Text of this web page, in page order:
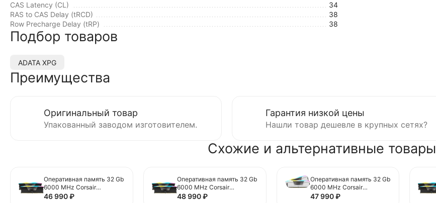
CAS Latency (CL)
34
RAS to CAS Delay (tRCD)
38
Row Precharge Delay (tRP)
38
Подбор товаров
ADATA XPG
Преимущества
Оригинальный товар
Упакованный заводом изготовителем.
Гарантия низкой цены
Нашли товар дешевле в крупных сетях?
Схожие и альтернативные товары
Оперативная память 32 Gb
6000 MHz Corsair
VENGEANCE RGB Black
46 990₽
Оперативная память 32 Gb
6000 MHz Corsair
VENGEANCE RGB Black
48 990₽
Оперативная память 32 Gb
6000 MHz Corsair
VENGEANCE RGB White
47 990₽